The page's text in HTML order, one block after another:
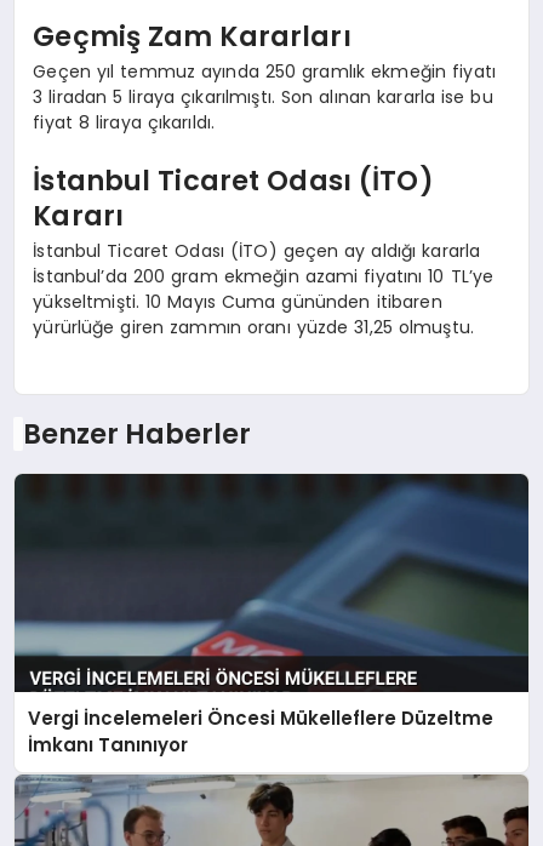
Geçmiş Zam Kararları
Geçen yıl temmuz ayında 250 gramlık ekmeğin fiyatı
3 liradan 5 liraya çıkarılmıştı. Son alınan kararla ise bu
fiyat 8 liraya çıkarıldı.
İstanbul Ticaret Odası (İTO)
Kararı
İstanbul Ticaret Odası (İTO) geçen ay aldığı kararla
İstanbul’da 200 gram ekmeğin azami fiyatını 10 TL’ye
yükseltmişti. 10 Mayıs Cuma gününden itibaren
yürürlüğe giren zammın oranı yüzde 31,25 olmuştu.
Benzer Haberler
Vergi İncelemeleri Öncesi Mükelleflere Düzeltme
İmkanı Tanınıyor